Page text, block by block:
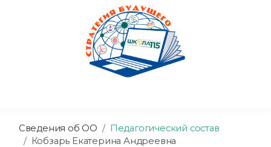
Сведения об ОО
Педагогический состав
Кобзарь Екатерина Андреевна